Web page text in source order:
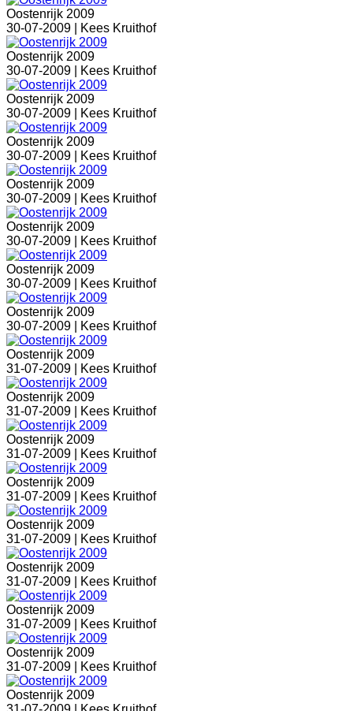
Oostenrijk 2009
30-07-2009 |
Kees Kruithof
Oostenrijk 2009
30-07-2009 |
Kees Kruithof
Oostenrijk 2009
30-07-2009 |
Kees Kruithof
Oostenrijk 2009
30-07-2009 |
Kees Kruithof
Oostenrijk 2009
30-07-2009 |
Kees Kruithof
Oostenrijk 2009
30-07-2009 |
Kees Kruithof
Oostenrijk 2009
30-07-2009 |
Kees Kruithof
Oostenrijk 2009
30-07-2009 |
Kees Kruithof
Oostenrijk 2009
31-07-2009 |
Kees Kruithof
Oostenrijk 2009
31-07-2009 |
Kees Kruithof
Oostenrijk 2009
31-07-2009 |
Kees Kruithof
Oostenrijk 2009
31-07-2009 |
Kees Kruithof
Oostenrijk 2009
31-07-2009 |
Kees Kruithof
Oostenrijk 2009
31-07-2009 |
Kees Kruithof
Oostenrijk 2009
31-07-2009 |
Kees Kruithof
Oostenrijk 2009
31-07-2009 |
Kees Kruithof
Oostenrijk 2009